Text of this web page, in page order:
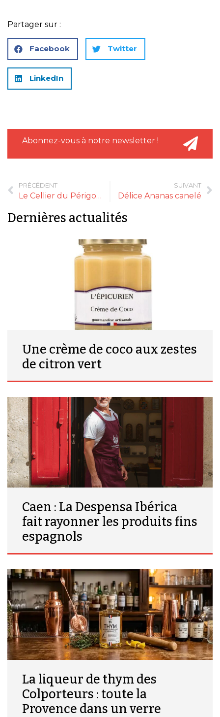
Partager sur :
Facebook Twitter
LinkedIn
Abonnez-vous à notre newsletter !
PRÉCÉDENT
Le Cellier du Périgord
SUIVANT
Délice Ananas canelé
Dernières actualités
Une crème de coco aux zestes
de citron vert
Caen : La Despensa Ibérica
fait rayonner les produits fins
espagnols
La liqueur de thym des
Colporteurs : toute la
Provence dans un verre